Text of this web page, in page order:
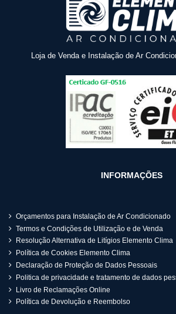
Loja de Venda e Instalação de Ar
INFORMAÇÕES
Orçamentos para Instalação de Ar Condicionado
Termos e Condições de Utilização e de Venda
Resolução Alternativa de Litígios Elemento Clima
Política de Cookies Elemento Clima
Declaração de Proteção de Dados Pessoais
Politica de privacidade e tratamento de dados
Livro de Reclamações Online
Política de Devolução e Reembolso